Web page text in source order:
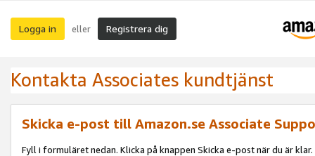
Logga in eller Registrera dig
Kontakta Associates kundtjänst
Skicka e-post till Amazon.se Associate
Fyll i formuläret nedan. Klicka på knappen Skicka e-post när du är klar.